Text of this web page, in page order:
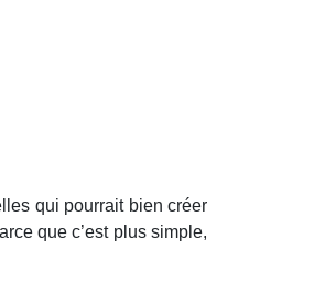
qui pourrait bien créer
que c’est plus simple,